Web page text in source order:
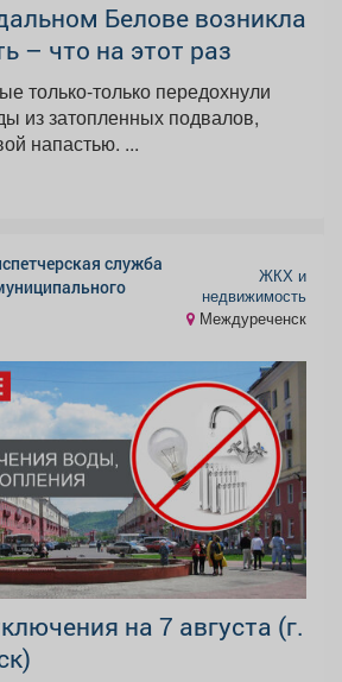
Белове возникла
– что на этот раз
только-только передохнули
из затопленных подвалов,
столкнулись с новой напастью. ...
служба
ЖКХ и
недвижимость
Междуреченск
на 7 августа (г.